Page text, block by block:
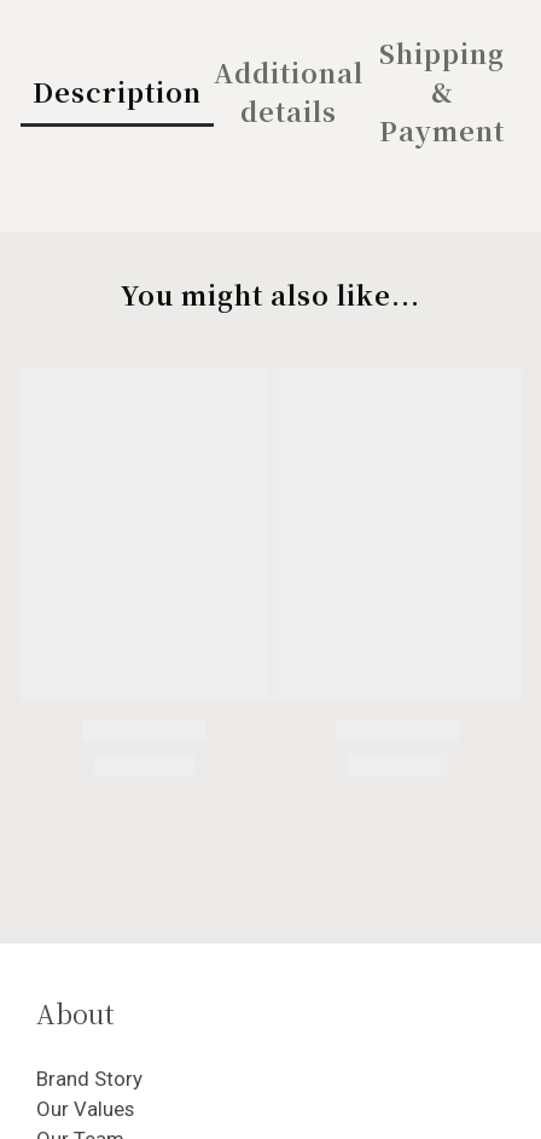
Description
Additional
details
Shipping
&
Payment
You might also like...
About
Brand Story
Our Values